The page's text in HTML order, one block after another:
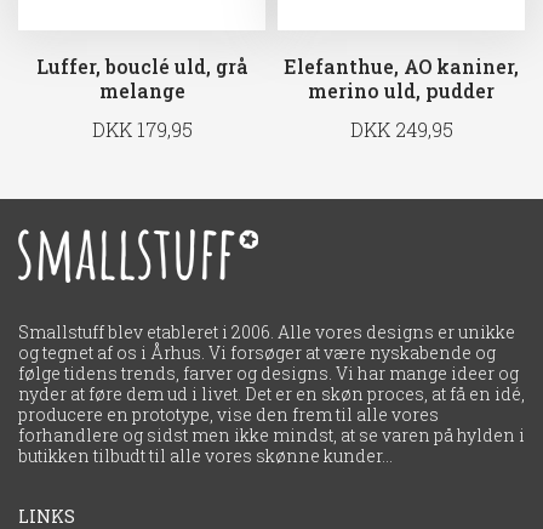
Luffer, bouclé uld, grå
melange
DKK 179,95
Elefanthue, AO kaniner,
merino uld, pudder
DKK 249,95
Smallstuff blev etableret i 2006. Alle vores designs er unikke
og tegnet af os i Århus. Vi forsøger at være nyskabende og
følge tidens trends, farver og designs. Vi har mange ideer og
nyder at føre dem ud i livet. Det er en skøn proces, at få en idé,
producere en prototype, vise den frem til alle vores
forhandlere og sidst men ikke mindst, at se varen på hylden i
LINKS